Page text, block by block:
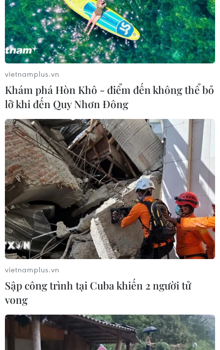
(Ảnh: PV/Vietnam+)
Nghệ sỹ trẻ Tora (Việt Nam, chơi trống) chia sẻ rằng cô rất vui
khi được biểu diễn cùng các nghệ sỹ Việt Nam và Pháp rất tài
năng và nổi tiếng. Điều kiện chống dịch khiến ban nhạc gặp
nhiều khó khăn khi tập luyện. (Ảnh: PV/Vietnam+)
vietnamplus.vn
Khám phá Hòn Khô - điểm đến không thể bỏ
lỡ khi đến Quy Nhơn Đông
vietnamplus.vn
Sập công trình tại Cuba khiến 2 người tử
vong